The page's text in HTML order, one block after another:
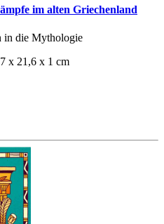
im alten Griechenland
in die Mythologie
x 21,6 x 1 cm